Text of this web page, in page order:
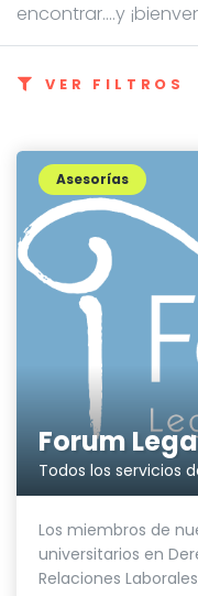
encontrar....y
VER FILTROS
Forum
Asesorías
Los miembros de
universitarios en
Relaciones